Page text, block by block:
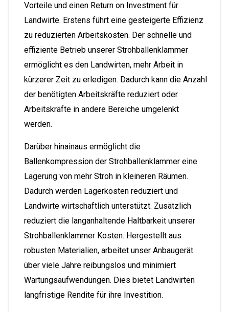
Vorteile und einen Return on Investment für
Landwirte. Erstens führt eine gesteigerte Effizienz
zu reduzierten Arbeitskosten. Der schnelle und
effiziente Betrieb unserer Strohballenklammer
ermöglicht es den Landwirten, mehr Arbeit in
kürzerer Zeit zu erledigen. Dadurch kann die Anzahl
der benötigten Arbeitskräfte reduziert oder
Arbeitskräfte in andere Bereiche umgelenkt
werden.
Darüber hinainaus ermöglicht die
Ballenkompression der Strohballenklammer eine
Lagerung von mehr Stroh in kleineren Räumen.
Dadurch werden Lagerkosten reduziert und
Landwirte wirtschaftlich unterstützt. Zusätzlich
reduziert die langanhaltende Haltbarkeit unserer
Strohballenklammer Kosten. Hergestellt aus
robusten Materialien, arbeitet unser Anbaugerät
über viele Jahre reibungslos und minimiert
Wartungsaufwendungen. Dies bietet Landwirten
langfristige Rendite für ihre Investition.